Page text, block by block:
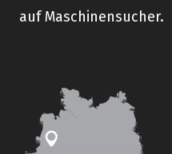
auf Maschinensucher.